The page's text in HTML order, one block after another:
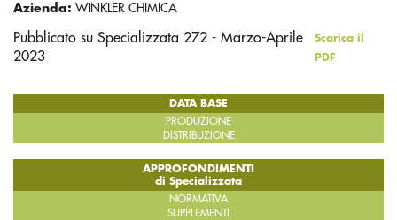
Azienda: WINKLER CHIMICA
Pubblicato su Specializzata 272 - Marzo-Aprile
2023
Scarica il
PDF
DATA BASE
PRODUZIONE
DISTRIBUZIONE
APPROFONDIMENTI
di Specializzata
NORMATIVA
SUPPLEMENTI